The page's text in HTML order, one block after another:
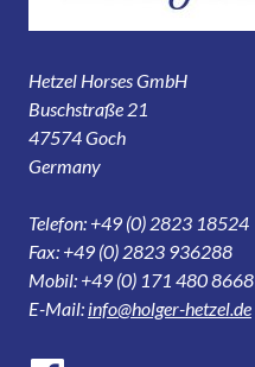
Hetzel Horses GmbH
Buschstraße 21
47574 Goch
Germany
Telefon: +49 (0) 2823 18524
Fax: +49 (0) 2823 936288
Mobil: +49 (0) 171 480 8668
E-Mail: info@holger-hetzel.de